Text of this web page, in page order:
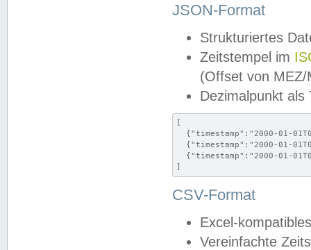
JSON-Format
Strukturiertes
Zeitstempel im
(Offset von MEZ/
Dezimalpunkt als
[
{"timestamp":"2000-01-
{"timestamp":"2000-01-
{"timestamp":"2000-01-
]
CSV-Format
Excel-
Vereinfachte